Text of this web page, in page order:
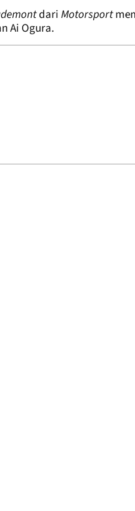
dariMotorsport
Ai Ogura.